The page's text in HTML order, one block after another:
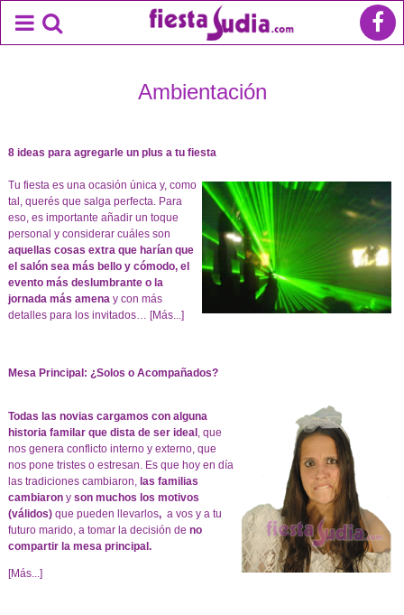
Ambientación
8 ideas para agregarle un plus a tu fiesta
Tu fiesta es una ocasión única y, como
tal, querés que salga perfecta. Para
eso, es importante añadir un toque
personal y considerar cuáles son
aquellas cosas extra que harían que
el salón sea más bello y cómodo, el
evento más deslumbrante o la
jornada más amena y con más
detalles para los invitados… [Más...]
Mesa Principal: ¿Solos o Acompañados?
Todas las novias cargamos con alguna
historia familar que dista de ser ideal , que
nos genera conflicto interno y externo, que
nos pone tristes o estresan. Es que hoy en día
las tradiciones cambiaron, las familias
cambiaron y son muchos los motivos
(válidos) que pueden llevarlos, a vos y a tu
futuro marido, a tomar la decisión de no
compartir la mesa principal.
[Más...]